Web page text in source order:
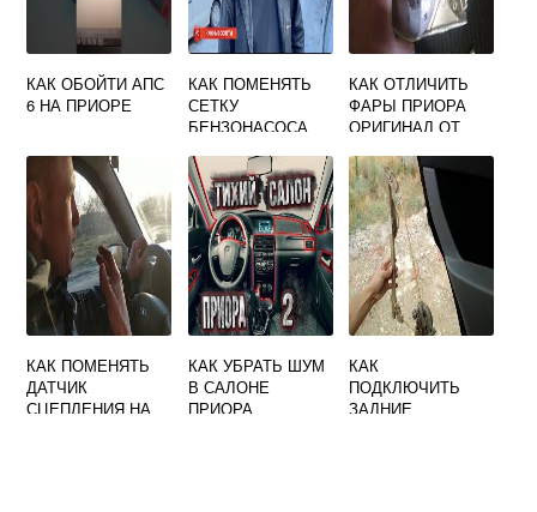
КАК ОБОЙТИ АПС
6 НА ПРИОРЕ
КАК ПОМЕНЯТЬ
СЕТКУ
БЕНЗОНАСОСА
КАК ОТЛИЧИТЬ
ФАРЫ ПРИОРА
ОРИГИНАЛ ОТ
КАК ПОМЕНЯТЬ
ДАТЧИК
СЦЕПЛЕНИЯ НА
КАК УБРАТЬ ШУМ
В САЛОНЕ
ПРИОРА
КАК
ПОДКЛЮЧИТЬ
ЗАДНИЕ